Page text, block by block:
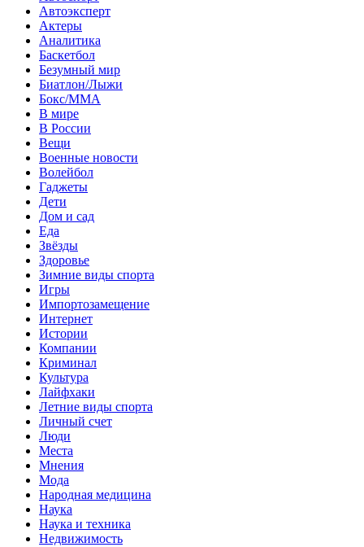
Автоэксперт
Актеры
Аналитика
Баскетбол
Безумный мир
Биатлон/Лыжи
Бокс/MMA
В мире
В России
Вещи
Военные новости
Волейбол
Гаджеты
Дети
Дом и сад
Еда
Звёзды
Здоровье
Зимние виды спорта
Игры
Импортозамещение
Интернет
Истории
Компании
Криминал
Культура
Лайфхаки
Летние виды спорта
Личный счет
Люди
Места
Мнения
Мода
Народная медицина
Наука
Наука и техника
Недвижимость